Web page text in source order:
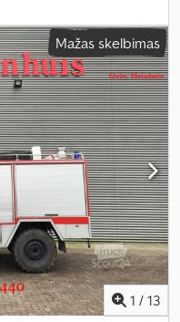
2000, Įranga:visų
Mažas skelbimas
1 / 13